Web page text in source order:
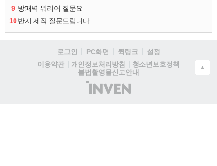
9 방패벽 워리어 질문요
10반지 제작 질문드립니다
로그인 PC화면 퀵링크
설정
이용약관
개인정보처리방침
청소년보호정책
불법촬영물신고안내
(주)
인
▲